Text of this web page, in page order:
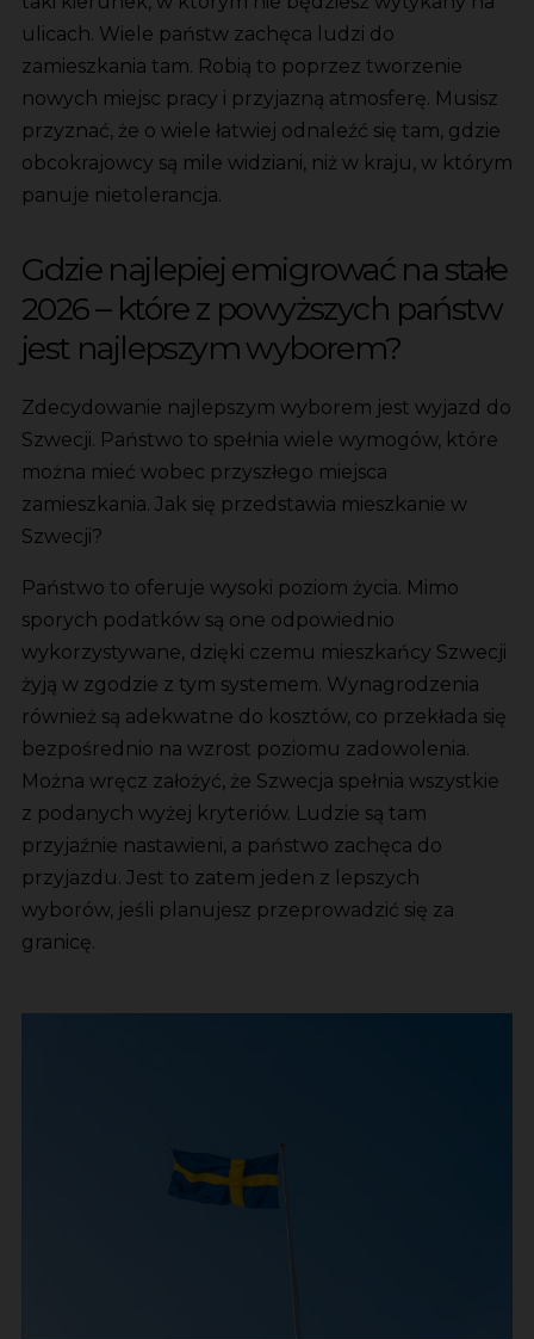
ulicach. Wiele państw zachęca ludzi do
zamieszkania tam. Robią to poprzez tworzenie
nowych miejsc pracy i przyjazną atmosferę. Musisz
przyznać, że o wiele łatwiej odnaleźć się tam, gdzie
obcokrajowcy są mile widziani, niż w kraju, w którym
panuje nietolerancja.
Gdzie najlepiej emigrować na stałe
2026 – które z powyższych państw
jest najlepszym wyborem?
Zdecydowanie najlepszym wyborem jest wyjazd do
Szwecji. Państwo to spełnia wiele wymogów, które
można mieć wobec przyszłego miejsca
zamieszkania. Jak się przedstawia mieszkanie w
Szwecji?
Państwo to oferuje wysoki poziom życia. Mimo
sporych podatków są one odpowiednio
wykorzystywane, dzięki czemu mieszkańcy Szwecji
żyją w zgodzie z tym systemem. Wynagrodzenia
również są adekwatne do kosztów, co przekłada się
bezpośrednio na wzrost poziomu zadowolenia.
Można wręcz założyć, że Szwecja spełnia wszystkie
z podanych wyżej kryteriów. Ludzie są tam
przyjaźnie nastawieni, a państwo zachęca do
przyjazdu. Jest to zatem jeden z lepszych
wyborów, jeśli planujesz przeprowadzić się za
granicę.